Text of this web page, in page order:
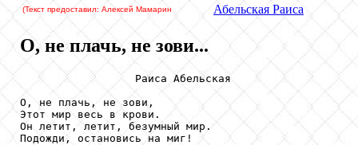
(Текст предоставил: Алексей Мамарин Абельская Раиса
О, не плачь, не зови...
                  Раиса Абельская
О, не плачь, не зови,
Этот мир весь в крови.
Он летит, летит, безумный мир.
Подожди, остановись на миг!